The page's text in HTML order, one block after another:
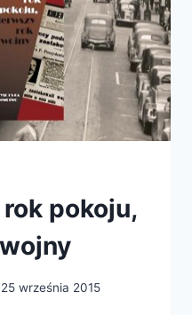
pokoju,
25 września 2015